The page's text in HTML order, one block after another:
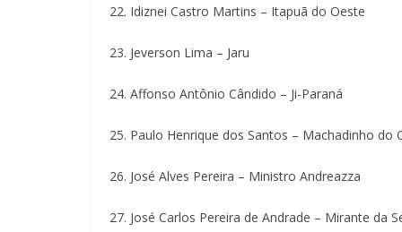
22. Idiznei Castro Martins – Itapuã do Oeste
23. Jeverson Lima – Jaru
24. Affonso Antônio Cândido – Ji-Paraná
25. Paulo Henrique dos Santos – Machadinho do
26. José Alves Pereira – Ministro Andreazza
27. José Carlos Pereira de Andrade – Mirante da